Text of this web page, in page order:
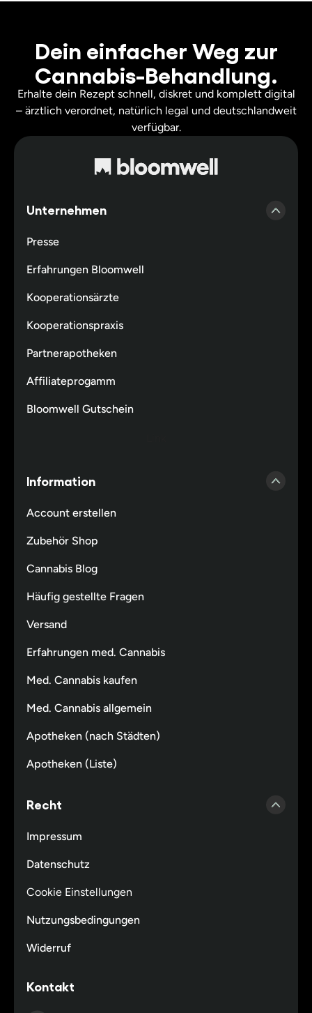
Dein einfacher Weg zur
Cannabis-Behandlung.
Erhalte dein Rezept schnell, diskret und komplett digital
– ärztlich verordnet, natürlich legal und deutschlandweit
verfügbar.
Unternehmen
Presse
Erfahrungen Bloomwell
Kooperationsärzte
Kooperationspraxis
Partnerapotheken
Affiliateprogamm
Bloomwell Gutschein
Information
Account erstellen
Zubehör Shop
Cannabis Blog
Häufig gestellte Fragen
Versand
Erfahrungen med. Cannabis
Med. Cannabis kaufen
Med. Cannabis allgemein
Apotheken (nach Städten)
Apotheken (Liste)
Recht
Impressum
Datenschutz
Cookie Einstellungen
Nutzungsbedingungen
Widerruf
Kontakt